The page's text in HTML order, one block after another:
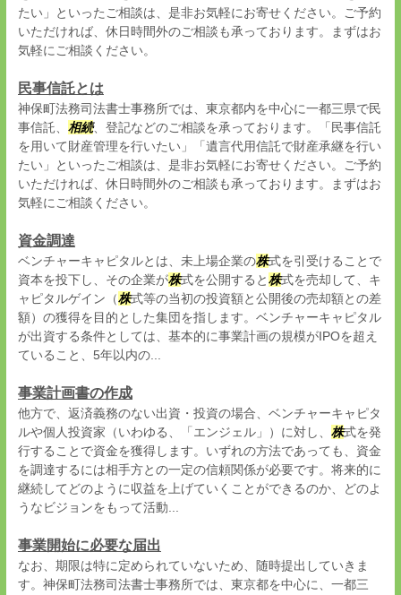
たい」といったご相談は、是非お気軽にお寄せください。ご予約
いただければ、休日時間外のご相談も承っております。まずはお
気軽にご相談ください。
民事信託とは
神保町法務司法書士事務所では、東京都内を中心に一都三県で民
事信託、 相続、登記などのご相談を承っております。「民事信託
を用いて財産管理を行いたい」「遺言代用信託で財産承継を行い
たい」といったご相談は、是非お気軽にお寄せください。ご予約
いただければ、休日時間外のご相談も承っております。まずはお
気軽にご相談ください。
資金調達
ベンチャーキャピタルとは、未上場企業の株式を引受けることで
資本を投下し、その企業が株式を公開すると株式を売却して、キ
ャピタルゲイン（株式等の当初の投資額と公開後の売却額との差
額）の獲得を目的とした集団を指します。ベンチャーキャピタル
が出資する条件としては、基本的に事業計画の規模がIPOを超え
ていること、5年以内の...
事業計画書の作成
他方で、返済義務のない出資・投資の場合、ベンチャーキャピタ
ルや個人投資家（いわゆる、「エンジェル」）に対し、 株式を発
行することで資金を獲得します。いずれの方法であっても、資金
を調達するには相手方との一定の信頼関係が必要です。将来的に
継続してどのように収益を上げていくことができるのか、どのよ
うなビジョンをもって活動...
事業開始に必要な届出
なお、期限は特に定められていないため、随時提出していきま
す。神保町法務司法書士事務所では、東京都を中心に、一都三